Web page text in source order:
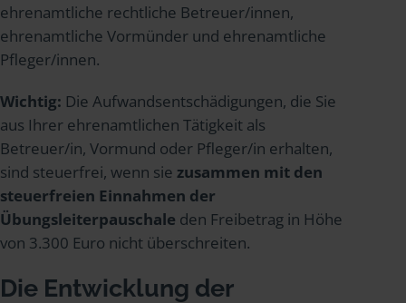
ehrenamtliche rechtliche Betreuer/innen,
ehrenamtliche Vormünder und ehrenamtliche
Pfleger/innen.
Wichtig: Die Aufwandsentschädigungen, die Sie
aus Ihrer ehrenamtlichen Tätigkeit als
Betreuer/in, Vormund oder Pfleger/in erhalten,
sind steuerfrei, wenn sie zusammen mit den
steuerfreien Einnahmen der
Übungsleiterpauschale den Freibetrag in Höhe
von 3.300 Euro nicht überschreiten.
Die Entwicklung der